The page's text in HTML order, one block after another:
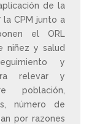
de la
la CPM junto a
el ORL
niñez y salud
y
relevar y
población,
número de
por razones